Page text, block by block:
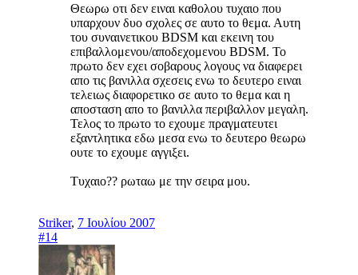
Θεωρω οτι δεν ειναι καθολου τυχαιο που
υπαρχουν δυο σχολες σε αυτο το θεμα. Αυτη
του συναινετικου BDSM και εκεινη του
επιβαλλομενου/αποδεχομενου BDSM. Το
πρωτο δεν εχει σοβαρους λογους να διαφερει
απο τις βανιλλα σχεσεις ενω το δευτερο ειναι
τελειως διαφορετικο σε αυτο το θεμα και η
αποσταση απο το βανιλλα περιβαλλον μεγαλη.
Τελος το πρωτο το εχουμε πραγματευτει
εξαντλητικα εδω μεσα ενω το δευτερο θεωρω
ουτε το εχουμε αγγιξει.
Τυχαιο?? ρωταω με την σειρα μου.
Striker, 7 Ιουλίου 2007
#14